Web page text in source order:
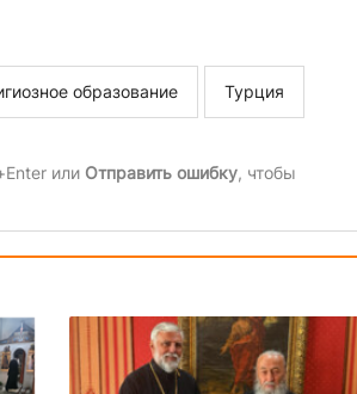
образование Турция
или Отправить ошибку, чтобы